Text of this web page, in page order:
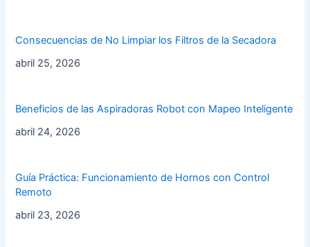
Consecuencias de No Limpiar los Filtros de la Secadora
abril 25, 2026
Beneficios de las Aspiradoras Robot con Mapeo Inteligente
abril 24, 2026
Guía Práctica: Funcionamiento de Hornos con Control
Remoto
abril 23, 2026